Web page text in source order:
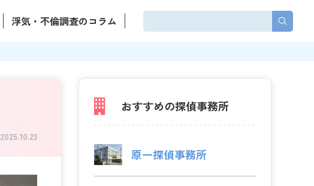
浮気・不倫調査のコラム
2025.10.23
おすすめの探偵事務所
原一探偵事務所